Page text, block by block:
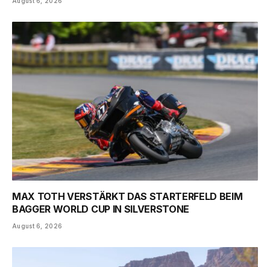
MAX TOTH VERSTÄRKT DAS STARTERFELD BEIM
BAGGER WORLD CUP IN SILVERSTONE
August 6, 2026